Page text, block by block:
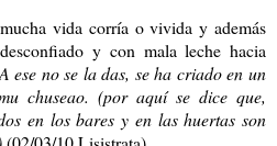
vida corría o vivida y además
y con mala leche hacia
ese no se la das, se ha criado en un
chuseao. (por aquí se dice que,
en los bares y en las huertas son